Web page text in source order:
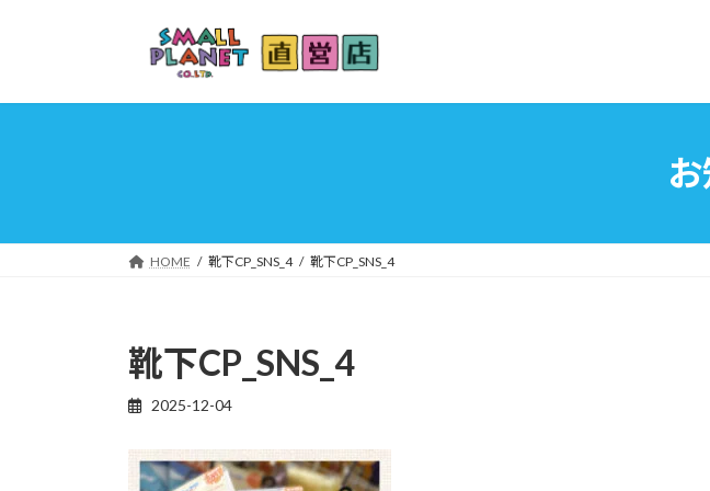
プ
動
HOME 靴下CP_SNS_4 靴下CP_SNS_4
靴下CP_SNS_4
2025-12-04